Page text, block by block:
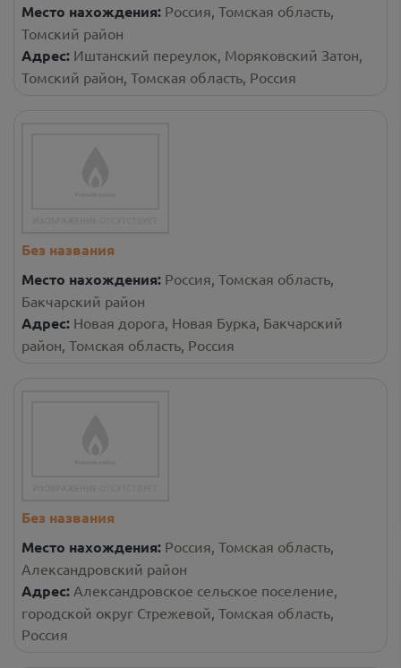
Место нахождения: Россия, Томская область,
Томский район
Адрес: Иштанский переулок, Моряковский Затон,
Томский район, Томская область, Россия
Без названия
Место нахождения: Россия, Томская область,
Бакчарский район
Адрес: Новая дорога, Новая Бурка, Бакчарский
район, Томская область, Россия
Без названия
Место нахождения: Россия, Томская область,
Александровский район
Адрес: Александровское сельское поселение,
городской округ Стрежевой, Томская область,
Россия